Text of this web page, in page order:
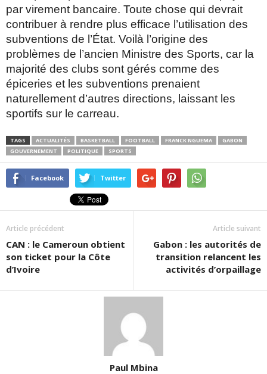
par virement bancaire. Toute chose qui devrait
contribuer à rendre plus efficace l’utilisation des
subventions de l’État. Voilà l’origine des
problèmes de l’ancien Ministre des Sports, car la
majorité des clubs sont gérés comme des
épiceries et les subventions prenaient
naturellement d’autres directions, laissant les
sportifs sur le carreau.
TAGS ACTUALITÉS BASKETBALL FOOTBALL FRANCK NGUEMA
GABON
GOUVERNEMENT
POLITIQUE SPORTS
Facebook Twitter
Article précédent
CAN : le Cameroun obtient
son ticket pour la Côte
d’Ivoire
Article suivant
Gabon : les autorités de
transition relancent les
activités d’orpaillage
Paul Mbina